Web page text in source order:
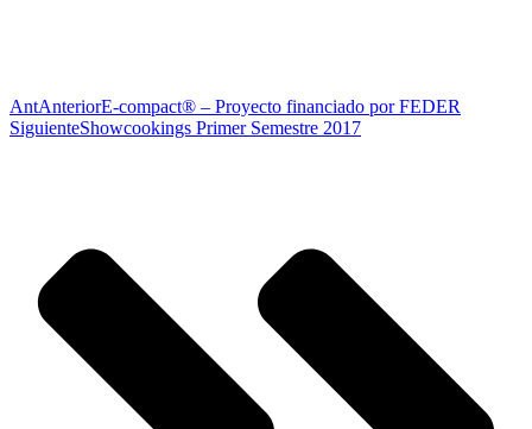
AntAnteriorE-compact® – Proyecto financiado por FEDER
SiguienteShowcookings Primer Semestre 2017